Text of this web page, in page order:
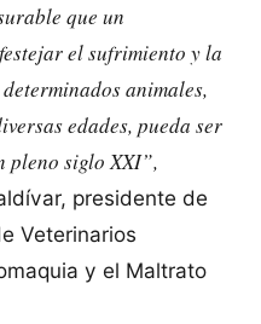
que un
el sufrimiento y la
animales,
edades, pueda ser
pleno siglo XXI”,
presidente de
Veterinarios
y el Maltrato